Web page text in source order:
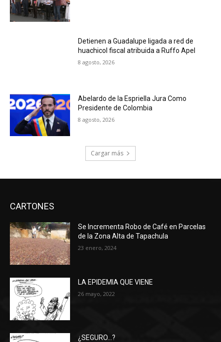
Detienen a Guadalupe ligada a red de
huachicol fiscal atribuida a Ruffo Apel
8 agosto, 2026
Abelardo de la Espriella Jura Como
Presidente de Colombia
8 agosto, 2026
Cargar más
CARTONES
Se Incrementa Robo de Café en Parcelas
de la Zona Alta de Tapachula
23 enero, 2024
LA EPIDEMIA QUE VIENE
26 mayo, 2022
¿SEGURO…?